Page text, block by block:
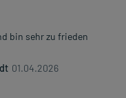
bin sehr zu frieden
01.04.2026